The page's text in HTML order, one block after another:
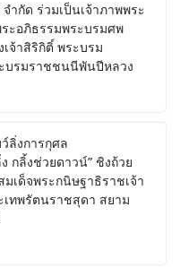
ำกัด ร่วมเป็นเจ้าภาพพระ
ะอภิธรรมพระบรมศพ
จ้าสิริกิติ์ พระบรม
บรมราชชนนีพันปีหลวง
ลิ่งการกุศล
กลิ้งช่วยดาวน์” ชิงถ้วย
เด็จพระกนิษฐาธิราชเจ้า
เทพรัตนราชสุดา สยาม